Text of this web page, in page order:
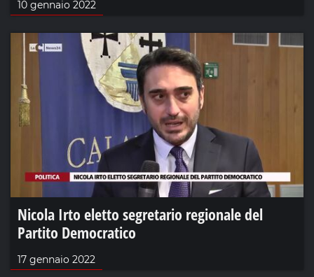
10 gennaio 2022
Nicola Irto eletto segretario regionale del
Partito Democratico
17 gennaio 2022